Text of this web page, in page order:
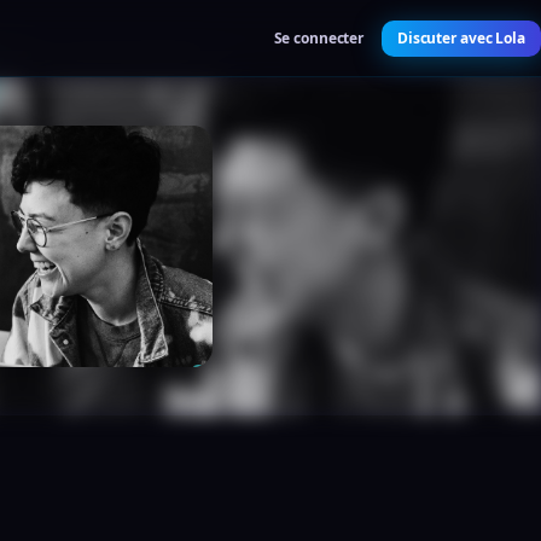
Se connecter Discuter avec Lola